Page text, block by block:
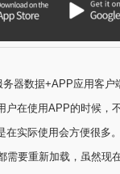
器数据+APP应用客
户在使用APP的时候，
实际使用会方便很多。
需要重新加载，虽然